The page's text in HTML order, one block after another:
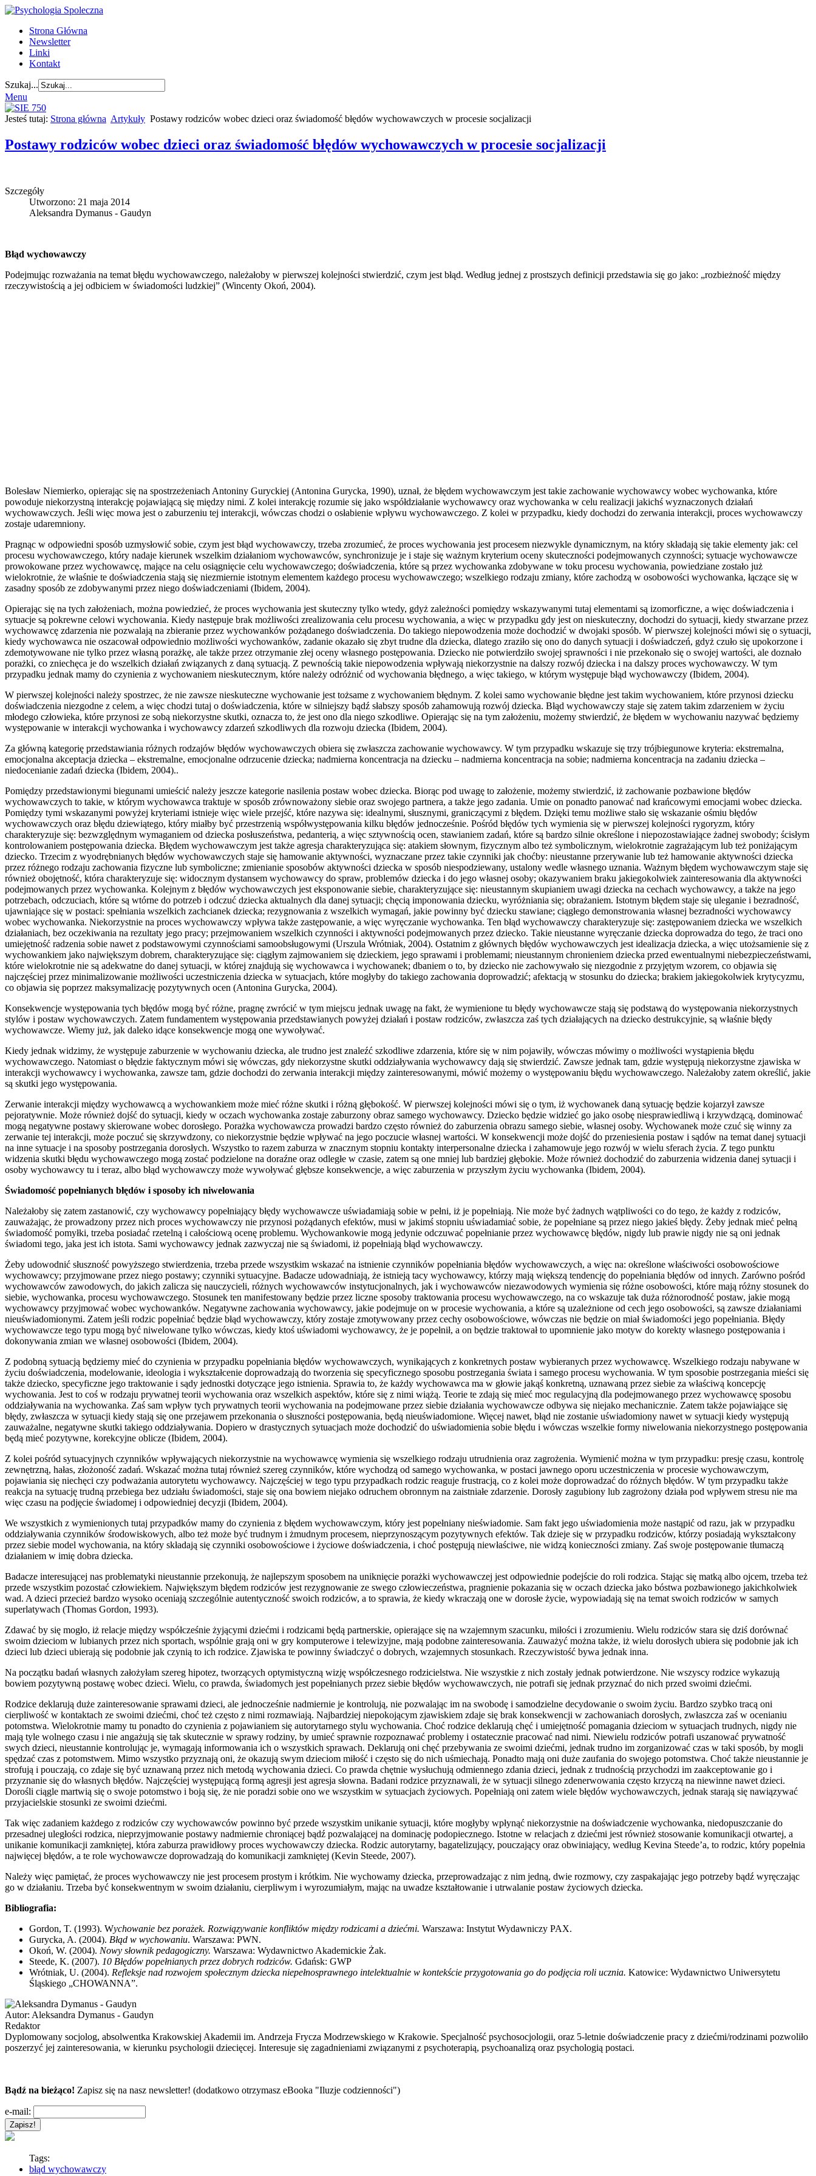
Strona Główna
Newsletter
Linki
Kontakt
Szukaj...
Menu
Jesteś tutaj: Strona główna Artykuły Postawy rodziców wobec dzieci oraz świadomość błędów wychowawczych w procesie socjalizacji
Postawy rodziców wobec dzieci oraz świadomość błędów wychowawczych w procesie socjalizacji
Szczegóły
Utworzono: 21 maja 2014
Aleksandra Dymanus - Gaudyn
Błąd wychowawczy
Podejmując rozważania na temat błędu wychowawczego, należałoby w pierwszej kolejności stwierdzić, czym jest błąd. Według jednej z prostszych definicji przedstawia się go jako: „rozbieżność między
rzeczywistością a jej odbiciem w świadomości ludzkiej” (Wincenty Okoń, 2004).
Bolesław Niemierko, opierając się na spostrzeżeniach Antoniny Guryckiej (Antonina Gurycka, 1990), uznał, że błędem wychowawczym jest takie zachowanie wychowawcy wobec wychowanka, które
powoduje niekorzystną interakcję pojawiającą się między nimi. Z kolei interakcję rozumie się jako współdziałanie wychowawcy oraz wychowanka w celu realizacji jakichś wyznaczonych działań
wychowawczych. Jeśli więc mowa jest o zaburzeniu tej interakcji, wówczas chodzi o osłabienie wpływu wychowawczego. Z kolei w przypadku, kiedy dochodzi do zerwania interakcji, proces wychowawczy
zostaje udaremniony.
Pragnąc w odpowiedni sposób uzmysłowić sobie, czym jest błąd wychowawczy, trzeba zrozumieć, że proces wychowania jest procesem niezwykle dynamicznym, na który składają się takie elementy jak: cel
procesu wychowawczego, który nadaje kierunek wszelkim działaniom wychowawców, synchronizuje je i staje się ważnym kryterium oceny skuteczności podejmowanych czynności; sytuacje wychowawcze
prowokowane przez wychowawcę, mające na celu osiągnięcie celu wychowawczego; doświadczenia, które są przez wychowanka zdobywane w toku procesu wychowania, powiedziane zostało już
wielokrotnie, że właśnie te doświadczenia stają się niezmiernie istotnym elementem każdego procesu wychowawczego; wszelkiego rodzaju zmiany, które zachodzą w osobowości wychowanka, łączące się w
zasadny sposób ze zdobywanymi przez niego doświadczeniami (Ibidem, 2004).
Opierając się na tych założeniach, można powiedzieć, że proces wychowania jest skuteczny tylko wtedy, gdyż zależności pomiędzy wskazywanymi tutaj elementami są izomorficzne, a więc doświadczenia i
sytuacje są pokrewne celowi wychowania. Kiedy następuje brak możliwości zrealizowania celu procesu wychowania, a więc w przypadku gdy jest on nieskuteczny, dochodzi do sytuacji, kiedy stwarzane przez
wychowawcę zdarzenia nie pozwalają na zbieranie przez wychowanków pożądanego doświadczenia. Do takiego niepowodzenia może dochodzić w dwojaki sposób. W pierwszej kolejności mówi się o sytuacji,
kiedy wychowawca nie oszacował odpowiednio możliwości wychowanków, zadanie okazało się zbyt trudne dla dziecka, dlatego zraziło się ono do danych sytuacji i doświadczeń, gdyż czuło się upokorzone i
zdemotywowane nie tylko przez własną porażkę, ale także przez otrzymanie złej oceny własnego postępowania. Dziecko nie potwierdziło swojej sprawności i nie przekonało się o swojej wartości, ale doznało
porażki, co zniechęca je do wszelkich działań związanych z daną sytuacją. Z pewnością takie niepowodzenia wpływają niekorzystnie na dalszy rozwój dziecka i na dalszy proces wychowawczy. W tym
przypadku jednak mamy do czynienia z wychowaniem nieskutecznym, które należy odróżnić od wychowania błędnego, a więc takiego, w którym występuje błąd wychowawczy (Ibidem, 2004).
W pierwszej kolejności należy spostrzec, że nie zawsze nieskuteczne wychowanie jest tożsame z wychowaniem błędnym. Z kolei samo wychowanie błędne jest takim wychowaniem, które przynosi dziecku
doświadczenia niezgodne z celem, a więc chodzi tutaj o doświadczenia, które w silniejszy bądź słabszy sposób zahamowują rozwój dziecka. Błąd wychowawczy staje się zatem takim zdarzeniem w życiu
młodego człowieka, które przynosi ze sobą niekorzystne skutki, oznacza to, że jest ono dla niego szkodliwe. Opierając się na tym założeniu, możemy stwierdzić, że błędem w wychowaniu nazywać będziemy
występowanie w interakcji wychowanka i wychowawcy zdarzeń szkodliwych dla rozwoju dziecka (Ibidem, 2004).
Za główną kategorię przedstawiania różnych rodzajów błędów wychowawczych obiera się zwłaszcza zachowanie wychowawcy. W tym przypadku wskazuje się trzy trójbiegunowe kryteria: ekstremalna,
emocjonalna akceptacja dziecka – ekstremalne, emocjonalne odrzucenie dziecka; nadmierna koncentracja na dziecku – nadmierna koncentracja na sobie; nadmierna koncentracja na zadaniu dziecka –
niedocenianie zadań dziecka (Ibidem, 2004)..
Pomiędzy przedstawionymi biegunami umieścić należy jeszcze kategorie nasilenia postaw wobec dziecka. Biorąc pod uwagę to założenie, możemy stwierdzić, iż zachowanie pozbawione błędów
wychowawczych to takie, w którym wychowawca traktuje w sposób zrównoważony siebie oraz swojego partnera, a także jego zadania. Umie on ponadto panować nad krańcowymi emocjami wobec dziecka.
Pomiędzy tymi wskazanymi powyżej kryteriami istnieje więc wiele przejść, które nazywa się: idealnymi, słusznymi, graniczącymi z błędem. Dzięki temu możliwe stało się wskazanie ośmiu błędów
wychowawczych oraz błędu dziewiątego, który miałby być przestrzenią współwystępowania kilku błędów jednocześnie. Pośród błędów tych wymienia się w pierwszej kolejności rygoryzm, który
charakteryzuje się: bezwzględnym wymaganiem od dziecka posłuszeństwa, pedanterią, a więc sztywnością ocen, stawianiem zadań, które są bardzo silnie określone i niepozostawiające żadnej swobody; ścisłym
kontrolowaniem postępowania dziecka. Błędem wychowawczym jest także agresja charakteryzująca się: atakiem słownym, fizycznym albo też symbolicznym, wielokrotnie zagrażającym lub też poniżającym
dziecko. Trzecim z wyodrębnianych błędów wychowawczych staje się hamowanie aktywności, wyznaczane przez takie czynniki jak choćby: nieustanne przerywanie lub też hamowanie aktywności dziecka
przez różnego rodzaju zachowania fizyczne lub symboliczne; zmienianie sposobów aktywności dziecka w sposób niespodziewany, ustalony wedle własnego uznania. Ważnym błędem wychowawczym staje się
również obojętność, która charakteryzuje się: widocznym dystansem wychowawcy do spraw, problemów dziecka i do jego własnej osoby; okazywaniem braku jakiegokolwiek zainteresowania dla aktywności
podejmowanych przez wychowanka. Kolejnym z błędów wychowawczych jest eksponowanie siebie, charakteryzujące się: nieustannym skupianiem uwagi dziecka na cechach wychowawcy, a także na jego
potrzebach, odczuciach, które są wtórne do potrzeb i odczuć dziecka aktualnych dla danej sytuacji; chęcią imponowania dziecku, wyróżniania się; obrażaniem. Istotnym błędem staje się uleganie i bezradność,
ujawniające się w postaci: spełniania wszelkich zachcianek dziecka; rezygnowania z wszelkich wymagań, jakie powinny być dziecku stawiane; ciągłego demonstrowania własnej bezradności wychowawcy
wobec wychowanka. Niekorzystnie na proces wychowawczy wpływa także zastępowanie, a więc wyręczanie wychowanka. Ten błąd wychowawczy charakteryzuje się: zastępowaniem dziecka we wszelkich
działaniach, bez oczekiwania na rezultaty jego pracy; przejmowaniem wszelkich czynności i aktywności podejmowanych przez dziecko. Takie nieustanne wyręczanie dziecka doprowadza do tego, że traci ono
umiejętność radzenia sobie nawet z podstawowymi czynnościami samoobsługowymi (Urszula Wrótniak, 2004). Ostatnim z głównych błędów wychowawczych jest idealizacja dziecka, a więc utożsamienie się z
wychowankiem jako największym dobrem, charakteryzujące się: ciągłym zajmowaniem się dzieckiem, jego sprawami i problemami; nieustannym chronieniem dziecka przed ewentualnymi niebezpieczeństwami,
które wielokrotnie nie są adekwatne do danej sytuacji, w której znajdują się wychowawca i wychowanek; dbaniem o to, by dziecko nie zachowywało się niezgodnie z przyjętym wzorem, co objawia się
najczęściej przez minimalizowanie możliwości uczestniczenia dziecka w sytuacjach, które mogłyby do takiego zachowania doprowadzić; afektacją w stosunku do dziecka; brakiem jakiegokolwiek krytycyzmu,
co objawia się poprzez maksymalizację pozytywnych ocen (Antonina Gurycka, 2004).
Konsekwencje występowania tych błędów mogą być różne, pragnę zwrócić w tym miejscu jednak uwagę na fakt, że wymienione tu błędy wychowawcze stają się podstawą do występowania niekorzystnych
stylów i postaw wychowawczych. Zatem fundamentem występowania przedstawianych powyżej działań i postaw rodziców, zwłaszcza zaś tych działających na dziecko destrukcyjnie, są właśnie błędy
wychowawcze. Wiemy już, jak daleko idące konsekwencje mogą one wywoływać.
Kiedy jednak widzimy, że występuje zaburzenie w wychowaniu dziecka, ale trudno jest znaleźć szkodliwe zdarzenia, które się w nim pojawiły, wówczas mówimy o możliwości wystąpienia błędu
wychowawczego. Natomiast o błędzie faktycznym mówi się wówczas, gdy niekorzystne skutki oddziaływania wychowawcy dają się stwierdzić. Zawsze jednak tam, gdzie występują niekorzystne zjawiska w
interakcji wychowawcy i wychowanka, zawsze tam, gdzie dochodzi do zerwania interakcji między zainteresowanymi, mówić możemy o występowaniu błędu wychowawczego. Należałoby zatem określić, jakie
są skutki jego występowania.
Zerwanie interakcji między wychowawcą a wychowankiem może mieć różne skutki i różną głębokość. W pierwszej kolejności mówi się o tym, iż wychowanek daną sytuację będzie kojarzył zawsze
pejoratywnie. Może również dojść do sytuacji, kiedy w oczach wychowanka zostaje zaburzony obraz samego wychowawcy. Dziecko będzie widzieć go jako osobę niesprawiedliwą i krzywdzącą, dominować
mogą negatywne postawy skierowane wobec dorosłego. Porażka wychowawcza prowadzi bardzo często również do zaburzenia obrazu samego siebie, własnej osoby. Wychowanek może czuć się winny za
zerwanie tej interakcji, może poczuć się skrzywdzony, co niekorzystnie będzie wpływać na jego poczucie własnej wartości. W konsekwencji może dojść do przeniesienia postaw i sądów na temat danej sytuacji
na inne sytuacje i na sposoby postrzegania dorosłych. Wszystko to razem zaburza w znacznym stopniu kontakty interpersonalne dziecka i zahamowuje jego rozwój w wielu sferach życia. Z tego punktu
widzenia skutki błędu wychowawczego mogą zostać podzielone na doraźne oraz odległe w czasie, zatem są one mniej lub bardziej głębokie. Może również dochodzić do zaburzenia widzenia danej sytuacji i
osoby wychowawcy tu i teraz, albo błąd wychowawczy może wywoływać głębsze konsekwencje, a więc zaburzenia w przyszłym życiu wychowanka (Ibidem, 2004).
Świadomość popełnianych błędów i sposoby ich niwelowania
Należałoby się zatem zastanowić, czy wychowawcy popełniający błędy wychowawcze uświadamiają sobie w pełni, iż je popełniają. Nie może być żadnych wątpliwości co do tego, że każdy z rodziców,
zauważając, że prowadzony przez nich proces wychowawczy nie przynosi pożądanych efektów, musi w jakimś stopniu uświadamiać sobie, że popełniane są przez niego jakieś błędy. Żeby jednak mieć pełną
świadomość pomyłki, trzeba posiadać rzetelną i całościową ocenę problemu. Wychowankowie mogą jedynie odczuwać popełnianie przez wychowawcę błędów, nigdy lub prawie nigdy nie są oni jednak
świadomi tego, jaka jest ich istota. Sami wychowawcy jednak zazwyczaj nie są świadomi, iż popełniają błąd wychowawczy.
Żeby udowodnić słuszność powyższego stwierdzenia, trzeba przede wszystkim wskazać na istnienie czynników popełniania błędów wychowawczych, a więc na: określone właściwości osobowościowe
wychowawcy; przyjmowane przez niego postawy; czynniki sytuacyjne. Badacze udowadniają, że istnieją tacy wychowawcy, którzy mają większą tendencję do popełniania błędów od innych. Zarówno pośród
wychowawców zawodowych, do jakich zalicza się nauczycieli, różnych wychowawców instytucjonalnych, jak i wychowawców niezawodowych wymienia się różne osobowości, które mają różny stosunek do
siebie, wychowanka, procesu wychowawczego. Stosunek ten manifestowany będzie przez liczne sposoby traktowania procesu wychowawczego, na co wskazuje tak duża różnorodność postaw, jakie mogą
wychowawcy przyjmować wobec wychowanków. Negatywne zachowania wychowawcy, jakie podejmuje on w procesie wychowania, a które są uzależnione od cech jego osobowości, są zawsze działaniami
nieuświadomionymi. Zatem jeśli rodzic popełniać będzie błąd wychowawczy, który zostaje zmotywowany przez cechy osobowościowe, wówczas nie będzie on miał świadomości jego popełniania. Błędy
wychowawcze tego typu mogą być niwelowane tylko wówczas, kiedy ktoś uświadomi wychowawcy, że je popełnił, a on będzie traktował to upomnienie jako motyw do korekty własnego postępowania i
dokonywania zmian we własnej osobowości (Ibidem, 2004).
Z podobną sytuacją będziemy mieć do czynienia w przypadku popełniania błędów wychowawczych, wynikających z konkretnych postaw wybieranych przez wychowawcę. Wszelkiego rodzaju nabywane w
życiu doświadczenia, modelowanie, ideologia i wykształcenie doprowadzają do tworzenia się specyficznego sposobu postrzegania świata i samego procesu wychowania. W tym sposobie postrzegania mieści się
także dziecko, specyficzne jego traktowanie i sądy jednostki dotyczące jego istnienia. Sprawia to, że każdy wychowawca ma w głowie jakąś konkretną, uznawaną przez siebie za właściwą koncepcję
wychowania. Jest to coś w rodzaju prywatnej teorii wychowania oraz wszelkich aspektów, które się z nimi wiążą. Teorie te zdają się mieć moc regulacyjną dla podejmowanego przez wychowawcę sposobu
oddziaływania na wychowanka. Zaś sam wpływ tych prywatnych teorii wychowania na podejmowane przez siebie działania wychowawcze odbywa się niejako mechanicznie. Zatem także pojawiające się
błędy, zwłaszcza w sytuacji kiedy stają się one przejawem przekonania o słuszności postępowania, będą nieuświadomione. Więcej nawet, błąd nie zostanie uświadomiony nawet w sytuacji kiedy występują
zauważalne, negatywne skutki takiego oddziaływania. Dopiero w drastycznych sytuacjach może dochodzić do uświadomienia sobie błędu i wówczas wszelkie formy niwelowania niekorzystnego postępowania
będą mieć pozytywne, korekcyjne oblicze (Ibidem, 2004).
Z kolei pośród sytuacyjnych czynników wpływających niekorzystnie na wychowawcę wymienia się wszelkiego rodzaju utrudnienia oraz zagrożenia. Wymienić można w tym przypadku: presję czasu, kontrolę
zewnętrzną, hałas, złożoność zadań. Wskazać można tutaj również szereg czynników, które wychodzą od samego wychowanka, w postaci jawnego oporu uczestniczenia w procesie wychowawczym,
pojawiania się niechęci czy podważania autorytetu wychowawcy. Najczęściej w tego typu przypadkach rodzic reaguje frustracją, co z kolei może doprowadzać do różnych błędów. W tym przypadku także
reakcja na sytuację trudną przebiega bez udziału świadomości, staje się ona bowiem niejako odruchem obronnym na zaistniałe zdarzenie. Dorosły zagubiony lub zagrożony działa pod wpływem stresu nie ma
więc czasu na podjęcie świadomej i odpowiedniej decyzji (Ibidem, 2004).
We wszystkich z wymienionych tutaj przypadków mamy do czynienia z błędem wychowawczym, który jest popełniany nieświadomie. Sam fakt jego uświadomienia może nastąpić od razu, jak w przypadku
oddziaływania czynników środowiskowych, albo też może być trudnym i żmudnym procesem, nieprzynoszącym pozytywnych efektów. Tak dzieje się w przypadku rodziców, którzy posiadają wykształcony
przez siebie model wychowania, na który składają się czynniki osobowościowe i życiowe doświadczenia, i choć postępują niewłaściwe, nie widzą konieczności zmiany. Zaś swoje postępowanie tłumaczą
działaniem w imię dobra dziecka.
Badacze interesującej nas problematyki nieustannie przekonują, że najlepszym sposobem na uniknięcie porażki wychowawczej jest odpowiednie podejście do roli rodzica. Stając się matką albo ojcem, trzeba też
przede wszystkim pozostać człowiekiem. Największym błędem rodziców jest rezygnowanie ze swego człowieczeństwa, pragnienie pokazania się w oczach dziecka jako bóstwa pozbawionego jakichkolwiek
wad. A dzieci przecież bardzo wysoko oceniają szczególnie autentyczność swoich rodziców, a to sprawia, że kiedy wkraczają one w dorosłe życie, wypowiadają się na temat swoich rodziców w samych
superlatywach (Thomas Gordon, 1993).
Zdawać by się mogło, iż relacje między współcześnie żyjącymi dziećmi i rodzicami będą partnerskie, opierające się na wzajemnym szacunku, miłości i zrozumieniu. Wielu rodziców stara się dziś dorównać
swoim dzieciom w lubianych przez nich sportach, wspólnie grają oni w gry komputerowe i telewizyjne, mają podobne zainteresowania. Zauważyć można także, iż wielu dorosłych ubiera się podobnie jak ich
dzieci lub dzieci ubierają się podobnie jak czynią to ich rodzice. Zjawiska te powinny świadczyć o dobrych, wzajemnych stosunkach. Rzeczywistość bywa jednak inna.
Na początku badań własnych założyłam szereg hipotez, tworzących optymistyczną wizję współczesnego rodzicielstwa. Nie wszystkie z nich zostały jednak potwierdzone. Nie wszyscy rodzice wykazują
bowiem pozytywną postawę wobec dzieci. Wielu, co prawda, świadomych jest popełnianych przez siebie błędów wychowawczych, nie potrafi się jednak przyznać do nich przed swoimi dziećmi.
Rodzice deklarują duże zainteresowanie sprawami dzieci, ale jednocześnie nadmiernie je kontrolują, nie pozwalając im na swobodę i samodzielne decydowanie o swoim życiu. Bardzo szybko tracą oni
cierpliwość w kontaktach ze swoimi dziećmi, choć też często z nimi rozmawiają. Najbardziej niepokojącym zjawiskiem zdaje się brak konsekwencji w zachowaniach dorosłych, zwłaszcza zaś w ocenianiu
potomstwa. Wielokrotnie mamy tu ponadto do czynienia z pojawianiem się autorytarnego stylu wychowania. Choć rodzice deklarują chęć i umiejętność pomagania dzieciom w sytuacjach trudnych, nigdy nie
mają tyle wolnego czasu i nie angażują się tak skutecznie w sprawy rodziny, by umieć sprawnie rozpoznawać problemy i ostatecznie pracować nad nimi. Niewielu rodziców potrafi uszanować prywatność
swych dzieci, nieustannie kontrolując je, wymagają informowania ich o wszystkich sprawach. Deklarują oni chęć przebywania ze swoimi dziećmi, jednak trudno im zorganizować czas w taki sposób, by mogli
spędzać czas z potomstwem. Mimo wszystko przyznają oni, że okazują swym dzieciom miłość i często się do nich uśmiechają. Ponadto mają oni duże zaufania do swojego potomstwa. Choć także nieustannie je
strofują i pouczają, co zdaje się być uznawaną przez nich metodą wychowania dzieci. Co prawda chętnie wysłuchują odmiennego zdania dzieci, jednak z trudnością przychodzi im zaakceptowanie go i
przyznanie się do własnych błędów. Najczęściej występującą formą agresji jest agresja słowna. Badani rodzice przyznawali, że w sytuacji silnego zdenerwowania często krzyczą na niewinne nawet dzieci.
Dorośli ciągle martwią się o swoje potomstwo i boją się, że nie poradzi sobie ono we wszystkim w sytuacjach życiowych. Popełniają oni zatem wiele błędów wychowawczych, jednak starają się nawiązywać
przyjacielskie stosunki ze swoimi dziećmi.
Tak więc zadaniem każdego z rodziców czy wychowawców powinno być przede wszystkim unikanie sytuacji, które mogłyby wpłynąć niekorzystnie na doświadczenie wychowanka, niedopuszczanie do
przesadnej uległości rodzica, nieprzyjmowanie postawy nadmiernie chroniącej bądź pozwalającej na dominację podopiecznego. Istotne w relacjach z dziećmi jest również stosowanie komunikacji otwartej, a
unikanie komunikacji zamkniętej, która zaburza prawidłowy proces wychowawczy dziecka. Rodzic autorytarny, bagatelizujący, pouczający oraz obwiniający, według Kevina Steede’a, to rodzic, który popełnia
najwięcej błędów, a te role wychowawcze doprowadzają do komunikacji zamkniętej (Kevin Steede, 2007).
Należy więc pamiętać, że proces wychowawczy nie jest procesem prostym i krótkim. Nie wychowamy dziecka, przeprowadzając z nim jedną, dwie rozmowy, czy zaspakajając jego potrzeby bądź wyręczając
go w działaniu. Trzeba być konsekwentnym w swoim działaniu, cierpliwym i wyrozumiałym, mając na uwadze kształtowanie i utrwalanie postaw życiowych dziecka.
Bibliografia:
Gordon, T. (1993). Wychowanie bez porażek. Rozwiązywanie konfliktów między rodzicami a dziećmi. Warszawa: Instytut Wydawniczy PAX.
Gurycka, A. (2004). Błąd w wychowaniu. Warszawa: PWN.
Okoń, W. (2004). Nowy słownik pedagogiczny. Warszawa: Wydawnictwo Akademickie Żak.
Steede, K. (2007). 10 Błędów popełnianych przez dobrych rodziców. Gdańsk: GWP
Wrótniak, U. (2004). Refleksje nad rozwojem społecznym dziecka niepełnosprawnego intelektualnie w kontekście przygotowania go do podjęcia roli ucznia. Katowice: Wydawnictwo Uniwersytetu
Śląskiego „CHOWANNA”.
Autor: Aleksandra Dymanus - Gaudyn
Redaktor
Dyplomowany socjolog, absolwentka Krakowskiej Akademii im. Andrzeja Frycza Modrzewskiego w Krakowie. Specjalność psychosocjologii, oraz 5-letnie doświadczenie pracy z dziećmi/rodzinami pozwoliło
poszerzyć jej zainteresowania, w kierunku psychologii dziecięcej. Interesuje się zagadnieniami związanymi z psychoterapią, psychoanalizą oraz psychologią postaci.
Bądź na bieżąco! Zapisz się na nasz newsletter! (dodatkowo otrzymasz eBooka "Iluzje codzienności")
e-mail:
Tags:
błąd wychowawczy